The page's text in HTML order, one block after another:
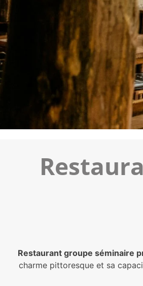
Restaurant groupe séminaire
charme pittoresque et sa